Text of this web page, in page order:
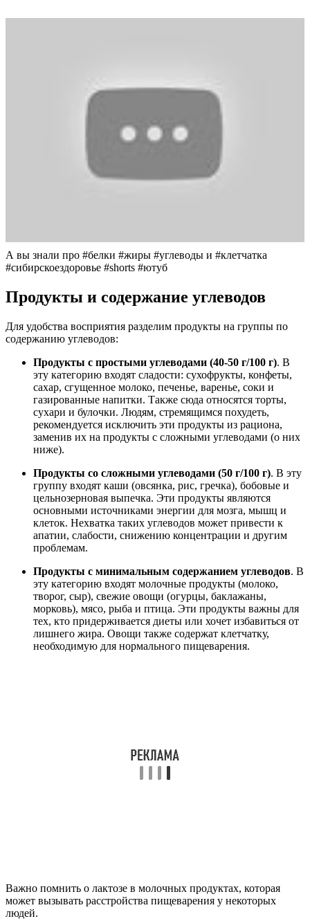
А вы знали про #белки #жиры #углеводы и #клетчатка
#сибирскоездоровье #shorts #ютуб
Продукты и содержание углеводов
Для удобства восприятия разделим продукты на группы по
содержанию углеводов:
Продукты с простыми углеводами (40-50 г/100 г). В
эту категорию входят сладости: сухофрукты, конфеты,
сахар, сгущенное молоко, печенье, варенье, соки и
газированные напитки. Также сюда относятся торты,
сухари и булочки. Людям, стремящимся похудеть,
рекомендуется исключить эти продукты из рациона,
заменив их на продукты с сложными углеводами (о них
ниже).
Продукты со сложными углеводами (50 г/100 г). В эту
группу входят каши (овсянка, рис, гречка), бобовые и
цельнозерновая выпечка. Эти продукты являются
основными источниками энергии для мозга, мышц и
клеток. Нехватка таких углеводов может привести к
апатии, слабости, снижению концентрации и другим
проблемам.
Продукты с минимальным содержанием углеводов. В
эту категорию входят молочные продукты (молоко,
творог, сыр), свежие овощи (огурцы, баклажаны,
морковь), мясо, рыба и птица. Эти продукты важны для
тех, кто придерживается диеты или хочет избавиться от
лишнего жира. Овощи также содержат клетчатку,
необходимую для нормального пищеварения.
Важно помнить о лактозе в молочных продуктах, которая
может вызывать расстройства пищеварения у некоторых
людей.